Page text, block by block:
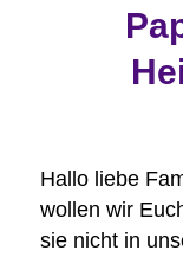
Hallo liebe
wollen wir
sie nicht in